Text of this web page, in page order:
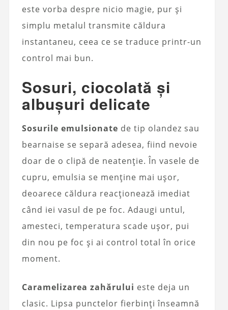
este vorba despre nicio magie, pur și
simplu metalul transmite căldura
instantaneu, ceea ce se traduce printr-un
control mai bun.
Sosuri, ciocolată și
albușuri delicate
Sosurile emulsionate de tip olandez sau
bearnaise se separă adesea, fiind nevoie
doar de o clipă de neatenție. În vasele de
cupru, emulsia se menține mai ușor,
deoarece căldura reacționează imediat
când iei vasul de pe foc. Adaugi untul,
amesteci, temperatura scade ușor, pui
din nou pe foc și ai control total în orice
moment.
Caramelizarea zahărului este deja un
clasic. Lipsa punctelor fierbinți înseamnă